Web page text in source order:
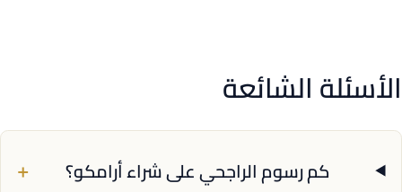
الأسئلة الشائعة
كم رسوم الراجحي على شراء أرامكو؟ +